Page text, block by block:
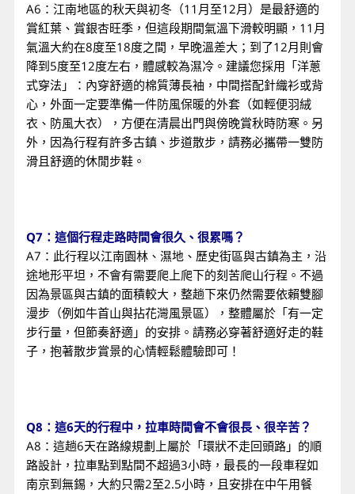
A6：江南地區的秋天與初冬（11月至12月）是最舒適的
賞紅葉、賞銀杏旺季，但這段期間氣溫下滑較明顯，11月
氣溫大約在8度至18度之間，早晚溫差大；到了12月則會
降到5度至12度左右，體感較為濕冷。建議您採用「洋蔥
式穿法」：內穿舒適的棉質薄長袖，中間搭配針織衫或背
心，外面一定要準備一件防風保暖的外套（如輕便羽絨
衣、防風大衣），方便在清晨出門與傍晚賞秋時防寒。另
外，因為行程有許多古鎮、步道散步，請務必攜帶一雙防
滑且舒適的休閒步鞋。
Q7：這個行程走路時間會很久、很累嗎？
A7：此行程以江南園林、濕地、歷史街區與古鎮為主，沿
途地形平坦，不會有需要爬上爬下的刻苦爬山行程。不過
因為景區與古鎮的面積較大，整趟下來仍然需要依賴雙腳
漫步（例如牛首山與拈花灣風景區），整體屬於「有一定
步行量，但節奏舒適」的安排。請務必穿著舒適好走的鞋
子，抱著散步賞景的心情輕鬆體驗即可！
Q8：這6天的行程中，拉車時間會不會很長、很辛苦？
A8：這趟6天在路線規劃上屬於「環狀不走回頭路」的順
路設計，拉車點到點間不超過3小時，最長的一段車程如
南京到無錫，大約只需2至2.5小時，且安排在中午用餐